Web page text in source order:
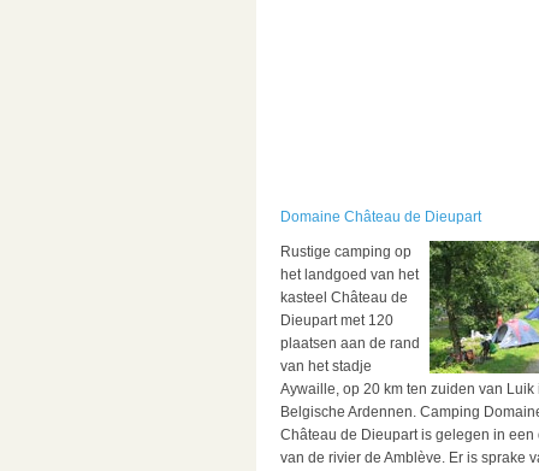
Domaine Château de Dieupart
Rustige camping op
het landgoed van het
kasteel Château de
Dieupart met 120
plaatsen aan de rand
van het stadje
Aywaille, op 20 km ten zuiden van Luik
Belgische Ardennen. Camping
Château de Dieupart is gelegen in een
van de rivier de Amblève. Er is sprake